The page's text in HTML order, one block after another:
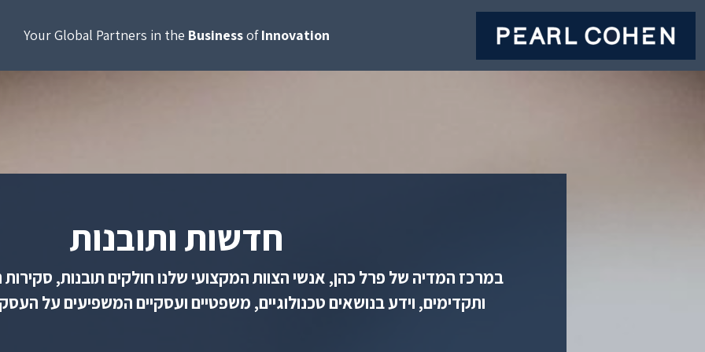
Your Global Partners in the BusinessofInnovation
חדשות ותובנות
במרכז המדיה של פרל כהן, אנשי הצוות המקצועי שלנו חולקים תובנות, סקירות
ותקדימים, וידע בנושאים טכנולוגיים, משפטיים ועסקיים המשפיעים על